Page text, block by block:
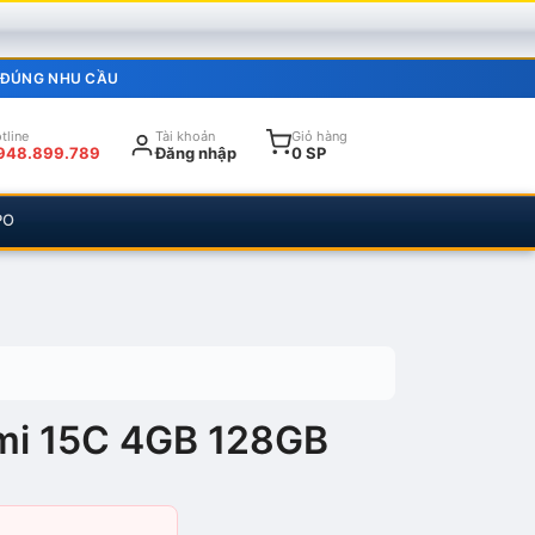
NHU CẦU
Tài khoản
Đăng nhập
Giỏ hàng
0 SP
15C 4GB 128GB